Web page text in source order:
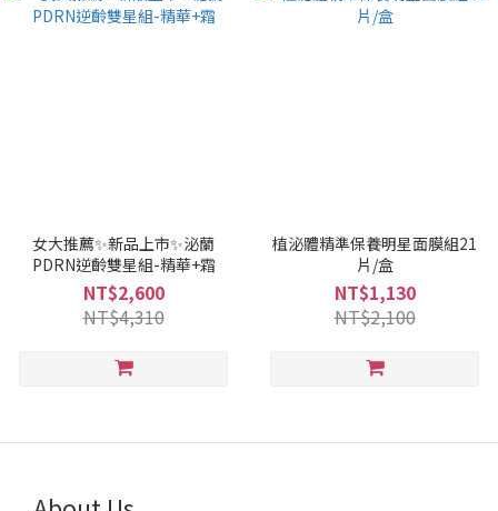
女大推薦✨新品上市✨泌蘭
PDRN逆齡雙星組-精華+霜
NT$2,600
NT$4,310
植泌體精準保養明星面膜組21
片/盒
NT$1,130
NT$2,100